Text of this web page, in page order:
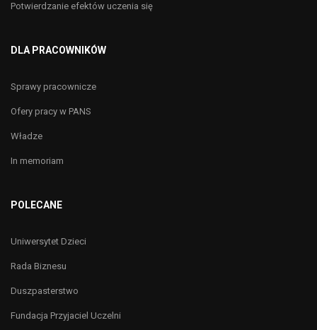
Potwierdzanie efektów uczenia się
DLA PRACOWNIKÓW
Sprawy pracownicze
Ofery pracy w PANS
Władze
In memoriam
POLECANE
Uniwersytet Dzieci
Rada Biznesu
Duszpasterstwo
Fundacja Przyjaciel Uczelni